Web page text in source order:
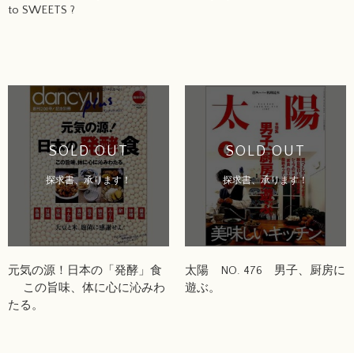
to SWEETS ?
SOLD OUT
探求書、承ります！
元気の源！日本の「発酵」食
この旨味、体に心に沁みわ
たる。
SOLD OUT
探求書、承ります！
太陽 NO. 476 男子、厨房に
遊ぶ。